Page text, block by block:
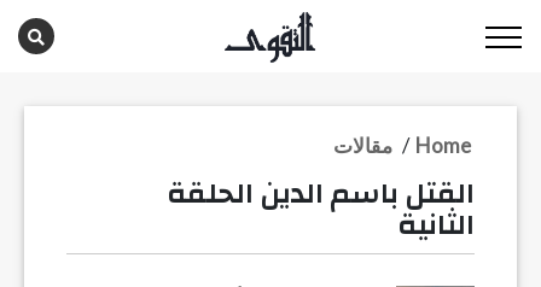
مقالات / Home
القتل باسم الدين الحلقة
الثانية